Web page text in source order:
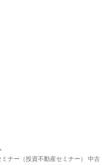
ナー（投資不動産セミナー）
中古